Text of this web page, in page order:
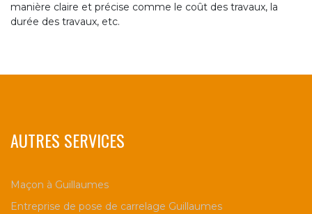
manière claire et précise comme le coût des travaux, la
durée des travaux, etc.
AUTRES SERVICES
Maçon à Guillaumes
Entreprise de pose de carrelage Guillaumes